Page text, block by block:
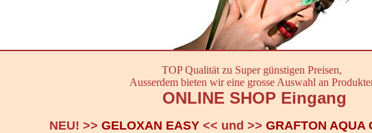
TOP Qualität zu Super günstigen Preisen,
Ausserdem bieten wir eine grosse Auswahl an
ONLINE SHOP Eingang
NEU! >> GELOXAN EASY << und >> GRAFTON AQUA